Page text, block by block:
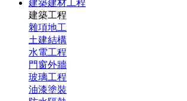
建築建材工程
建築工程
雜項地工
土建結構
水電工程
門窗外牆
玻璃工程
油漆塗裝